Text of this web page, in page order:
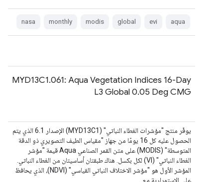
aqua
evi
global
modis
monthly
nasa
MYD13C1.061: Aqua Vegetation Indices 16-Day
L3 Global 0.05 Deg CMG
يوفّر منتج "مؤشرات الغطاء النباتي" (MYD13C1) الإصدار 6.1 الذي يتم
الحصول عليه كل 16 يومًا من جهاز "مقياس الطيف التصويري ذو الدقة
المتوسطة" (MODIS) على متن القمر الصناعي Aqua قيمة "مؤشر
الغطاء النباتي" (VI) لكل بكسل. هناك طبقتان أساسيتان من الغطاء النباتي.
المؤشر الأول هو "مؤشر الاختلاف النباتي القياسي" (NDVI)، الذي يحافظ
على الاستمرارية مع …